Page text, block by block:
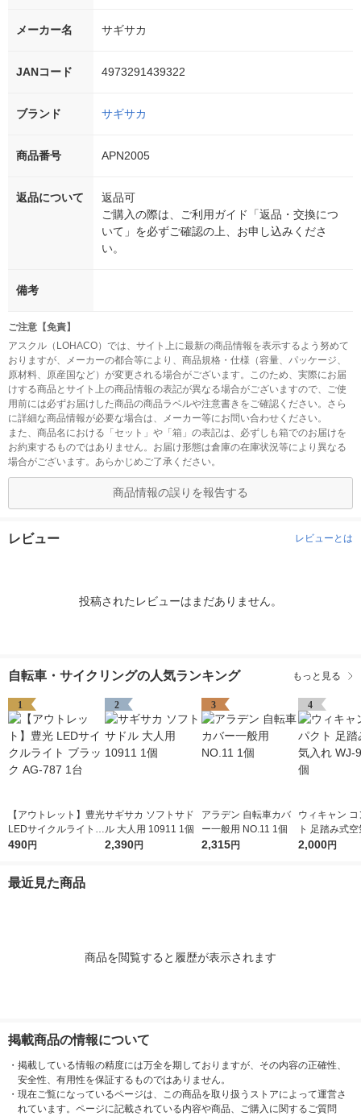
メーカー名 サギサカ
JANコード 4973291439322
ブランド サギサカ
商品番号 APN2005
返品について
返品可
ご購入の際は、ご利用ガイド「返品・交換につ
いて」を必ずご確認の上、お申し込みくださ
い。
備考
ご注意【免責】
アスクル（LOHACO）では、サイト上に最新の商品情報を表示するよう努めて
おりますが、メーカーの都合等により、商品規格・仕様（容量、パッケージ、
原材料、原産国など）が変更される場合がございます。このため、実際にお届
けする商品とサイト上の商品情報の表記が異なる場合がございますので、ご使
用前には必ずお届けした商品の商品ラベルや注意書きをご確認ください。さら
に詳細な商品情報が必要な場合は、メーカー等にお問い合わせください。
また、商品名における「セット」や「箱」の表記は、必ずしも箱でのお届けを
お約束するものではありません。お届け形態は倉庫の在庫状況等により異なる
場合がございます。あらかじめご了承ください。
商品情報の誤りを報告する
レビュー レビューとは
投稿されたレビューはまだありません。
自転車・サイクリングの人気ランキング もっと見る
1
【アウトレット】豊光
LEDサイクルライト
ブラック AG-787 1台
490円
2
サギサカ ソフトサド
ル 大人用 10911 1個
2,390円
3
アラデン 自転車カバ
ー一般用 NO.11 1個
2,315円
4
ウィキャン
ト 足踏み式
WJ-9218 1個
2,000円
最近見た商品
商品を閲覧すると履歴が表示されます
掲載商品の情報について
・ 掲載している情報の精度には万全を期しておりますが、その内容の正確性、
安全性、有用性を保証するものではありません。
・ 現在ご覧になっているページは、この商品を取り扱うストアによって運営さ
れています。ページに記載されている内容や商品、ご購入に関するご質問